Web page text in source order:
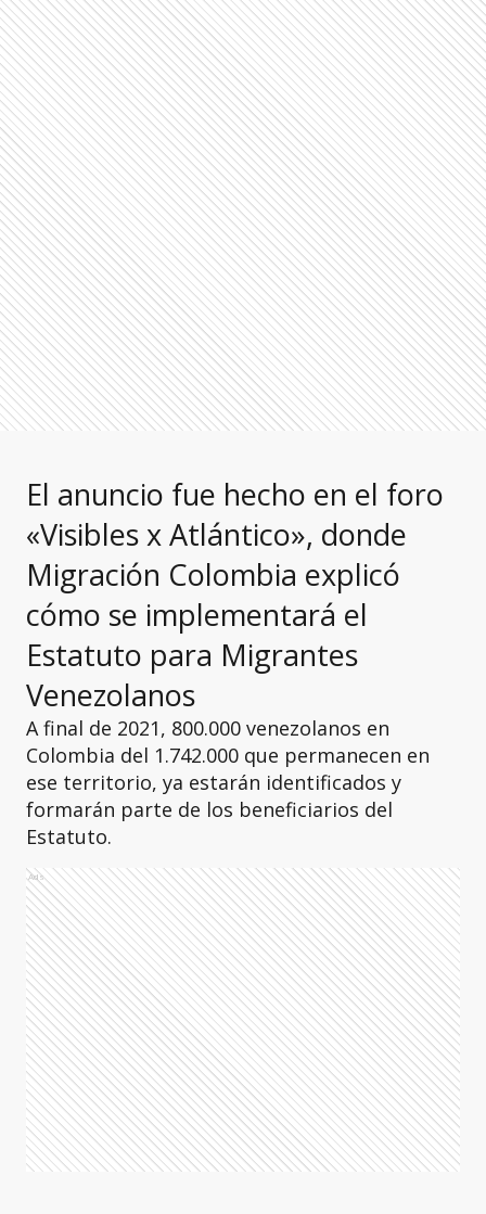
El anuncio fue hecho en el foro
«Visibles x Atlántico», donde
Migración Colombia explicó
cómo se implementará el
Estatuto para Migrantes
Venezolanos
A final de 2021, 800.000 venezolanos en
Colombia del 1.742.000 que permanecen en
ese territorio, ya estarán identificados y
formarán parte de los beneficiarios del
Estatuto.
Ads